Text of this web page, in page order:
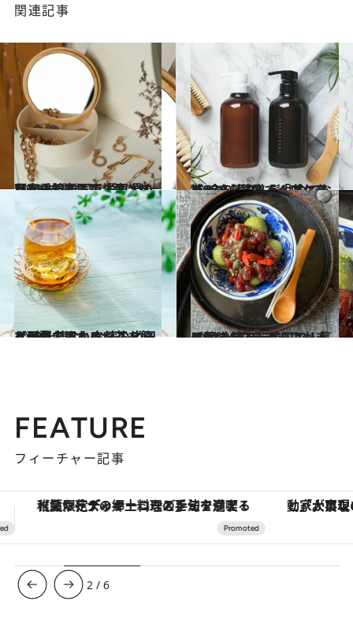
関連記事
2023.11.20
【#12を読む】「鏡はあなたの診断医です」 見た目を重視する東洋医学の秘密
ビューティ＆ヘルス 2023.11.18
【#7を読む】髪は命でなく“余りもの”。「血」を補って、薬膳でヘアケアを！
ビューティ＆ヘルス
2023.11.18
【#8を読む】台湾のビールは夏でもぬるい？ 中国人が年中温かいお茶を飲む理由
ビューティ＆ヘルス 2023.11.19
【#9を読む】韓国で人気の“よもぎラテ”。よもぎは薬膳のスーパーフード！
ビューティ＆ヘルス
FEATURE
フィーチャー記事
「大事なのは地域の意識を変えること」。ロレックス賞受賞の自然保護活動家が実現させたナイジェリアの自然環境の復活
3 /6